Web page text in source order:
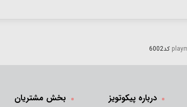
درباره پیکوتویز بخش مشتریان